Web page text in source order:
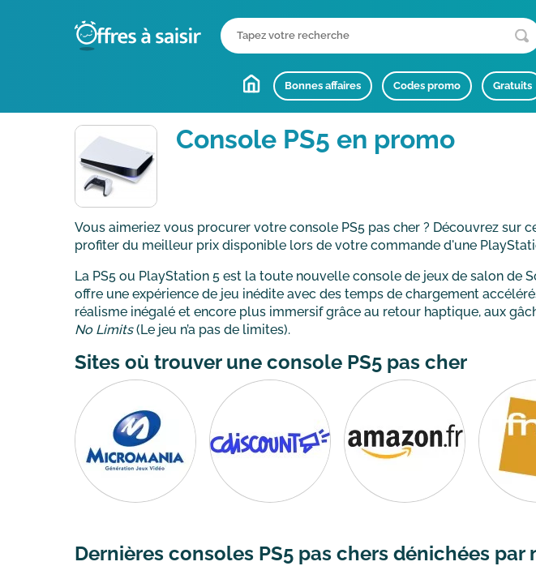
Bonnes affaires Codes promo Gratuits
Console PS5 en promo
Vous aimeriez vous procurer votre console PS5 pas cher ? Découvrez
profiter du meilleur prix disponible lors de votre commande d'une
La PS5 ou PlayStation 5 est la toute nouvelle console de jeux de salon de
offre une expérience de jeu inédite avec des temps de chargement
réalisme inégalé et encore plus immersif grâce au retour haptique, aux
No Limits(Le jeu n’a pas de limites).
Sites où trouver une console PS5 pas cher
Dernières consoles PS5 pas chers dénichées par